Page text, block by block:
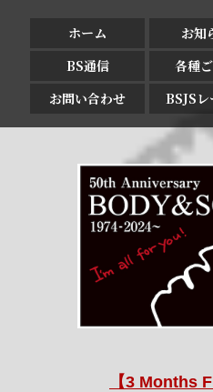
ホーム お知
BS通信
各種
お問い合わせ
BSJS
【3 Months